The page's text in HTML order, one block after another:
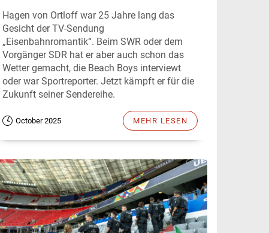
Hagen von Ortloff war 25 Jahre lang das
Gesicht der TV-Sendung
„Eisenbahnromantik“. Beim SWR oder dem
Vorgänger SDR hat er aber auch schon das
Wetter gemacht, die Beach Boys interviewt
oder war Sportreporter. Jetzt kämpft er für die
Zukunft seiner Sendereihe.
October 2025 MEHR LESEN